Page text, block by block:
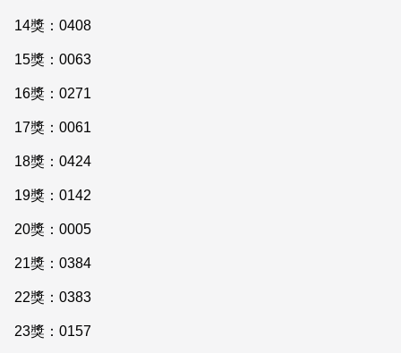
14獎：0408
15獎：0063
16獎：0271
17獎：0061
18獎：0424
19獎：0142
20獎：0005
21獎：0384
22獎：0383
23獎：0157